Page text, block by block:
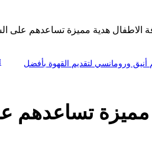
الاطفال هدية مميزة تساعدهم على
ورومانسي لتقديم القهوة بأفضل
تساعدهم